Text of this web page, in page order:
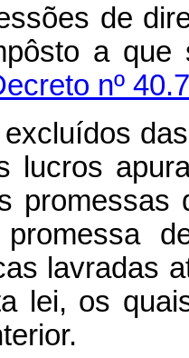
de
a
nº
das
lucros
lavradas
lei, os